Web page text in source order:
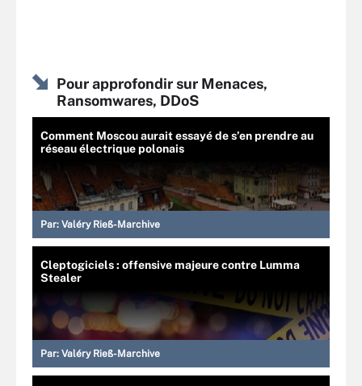
Pour approfondir sur Menaces,
Ransomwares, DDoS
Comment Moscou aurait essayé de s’en prendre au
réseau électrique polonais
Par: Valéry Rieß-Marchive
Cleptogiciels : offensive majeure contre Lumma
Stealer
Par: Valéry Rieß-Marchive